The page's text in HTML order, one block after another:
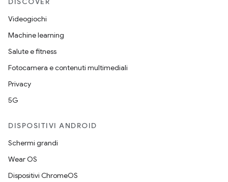
Videogiochi
Machine learning
Salute e fitness
Fotocamera e contenuti multimediali
Privacy
5G
DISPOSITIVI ANDROID
Schermi grandi
Wear OS
Dispositivi ChromeOS